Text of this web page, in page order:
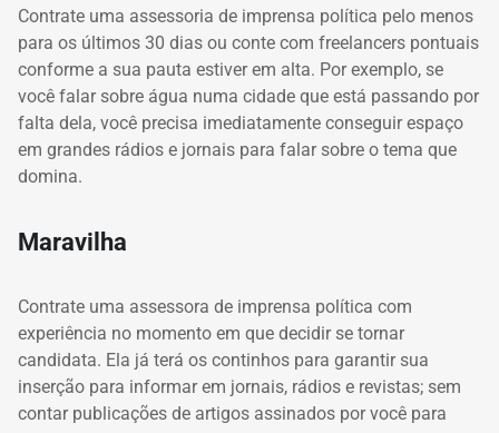
Contrate uma assessoria de imprensa política pelo menos
para os últimos 30 dias ou conte com freelancers pontuais
conforme a sua pauta estiver em alta. Por exemplo, se
você falar sobre água numa cidade que está passando por
falta dela, você precisa imediatamente conseguir espaço
em grandes rádios e jornais para falar sobre o tema que
domina.
Maravilha
Contrate uma assessora de imprensa política com
experiência no momento em que decidir se tornar
candidata. Ela já terá os continhos para garantir sua
inserção para informar em jornais, rádios e revistas; sem
contar publicações de artigos assinados por você para